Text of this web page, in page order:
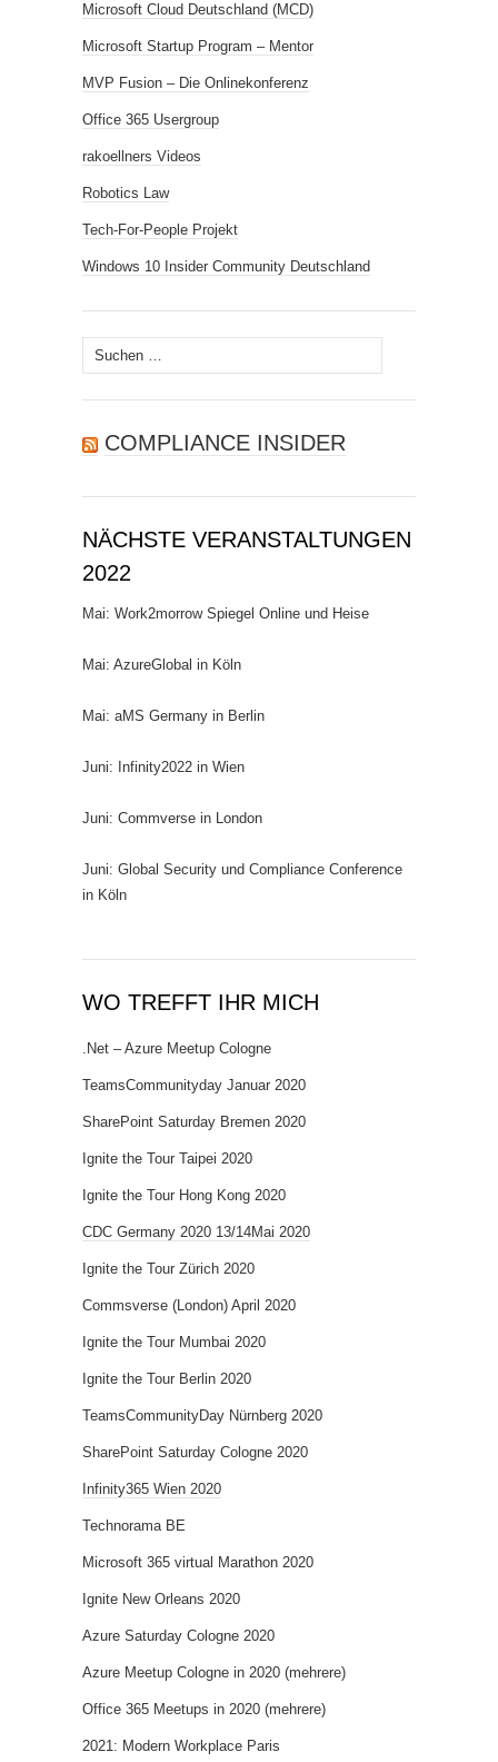
Microsoft Cloud Deutschland (MCD)
Microsoft Startup Program – Mentor
MVP Fusion – Die Onlinekonferenz
Office 365 Usergroup
rakoellners Videos
Robotics Law
Tech-For-People Projekt
Windows 10 Insider Community Deutschland
Suchen
nach:
COMPLIANCE INSIDER
NÄCHSTE VERANSTALTUNGEN
2022
Mai: Work2morrow Spiegel Online und Heise
Mai: AzureGlobal in Köln
Mai: aMS Germany in Berlin
Juni: Infinity2022 in Wien
Juni: Commverse in London
Juni: Global Security und Compliance Conference
in Köln
WO TREFFT IHR MICH
.Net – Azure Meetup Cologne
TeamsCommunityday Januar 2020
SharePoint Saturday Bremen 2020
Ignite the Tour Taipei 2020
Ignite the Tour Hong Kong 2020
CDC Germany 2020 13/14Mai 2020
Ignite the Tour Zürich 2020
Commsverse (London) April 2020
Ignite the Tour Mumbai 2020
Ignite the Tour Berlin 2020
TeamsCommunityDay Nürnberg 2020
SharePoint Saturday Cologne 2020
Infinity365 Wien 2020
Technorama BE
Microsoft 365 virtual Marathon 2020
Ignite New Orleans 2020
Azure Saturday Cologne 2020
Azure Meetup Cologne in 2020 (mehrere)
Office 365 Meetups in 2020 (mehrere)
2021: Modern Workplace Paris